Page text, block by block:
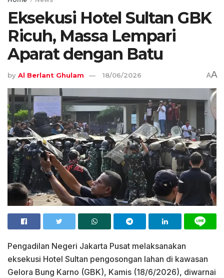
Eksekusi Hotel Sultan GBK
Ricuh, Massa Lempari
Aparat dengan Batu
by Al Berlant Ghulam 18/06/2026 AA
Pengadilan Negeri Jakarta Pusat melaksanakan
eksekusi Hotel Sultan pengosongan lahan di kawasan
Gelora Bung Karno (GBK), Kamis (18/6/2026), diwarnai